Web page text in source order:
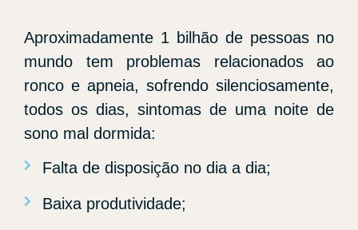
Aproximadamente 1 bilhão de pessoas no
mundo tem problemas relacionados ao
ronco e apneia, sofrendo silenciosamente,
todos os dias, sintomas de uma noite de
sono mal dormida:
Falta de disposição no dia a dia;
Baixa produtividade;